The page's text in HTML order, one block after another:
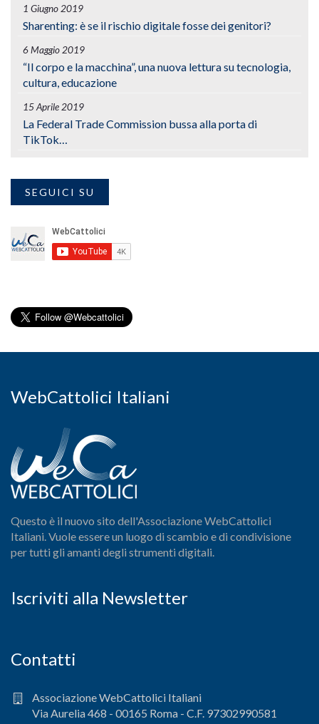
1 Giugno 2019
Sharenting: è se il rischio digitale fosse dei genitori?
6 Maggio 2019
“Il corpo e la macchina”, una nuova lettura su tecnologia,
cultura, educazione
15 Aprile 2019
La Federal Trade Commission bussa alla porta di
TikTok…
SEGUICI SU
WebCattolici Italiani
Questo è il nuovo sito dell'Associazione WebCattolici
Italiani. Vuole essere un luogo di scambio e di condivisione
per tutti gli amanti degli strumenti digitali.
Iscriviti alla Newsletter
Contatti
Associazione WebCattolici Italiani
Via Aurelia 468 - 00165 Roma - C.F. 97302990581